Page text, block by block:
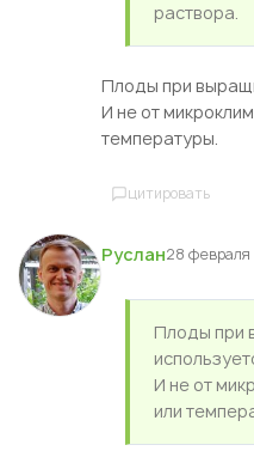
раствора.
Плоды при
И не от
температуры.
цитировать
Руслан28 февраля
Плоды при
И не от
или